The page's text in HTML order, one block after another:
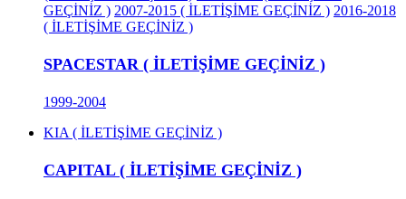
GEÇİNİZ ) 2007-2015 ( İLETİŞİME GEÇİNİZ ) 2016-2018
( İLETİŞİME GEÇİNİZ )
SPACESTAR ( İLETİŞİME GEÇİNİZ )
1999-2004
KIA ( İLETİŞİME GEÇİNİZ )
CAPITAL ( İLETİŞİME GEÇİNİZ )